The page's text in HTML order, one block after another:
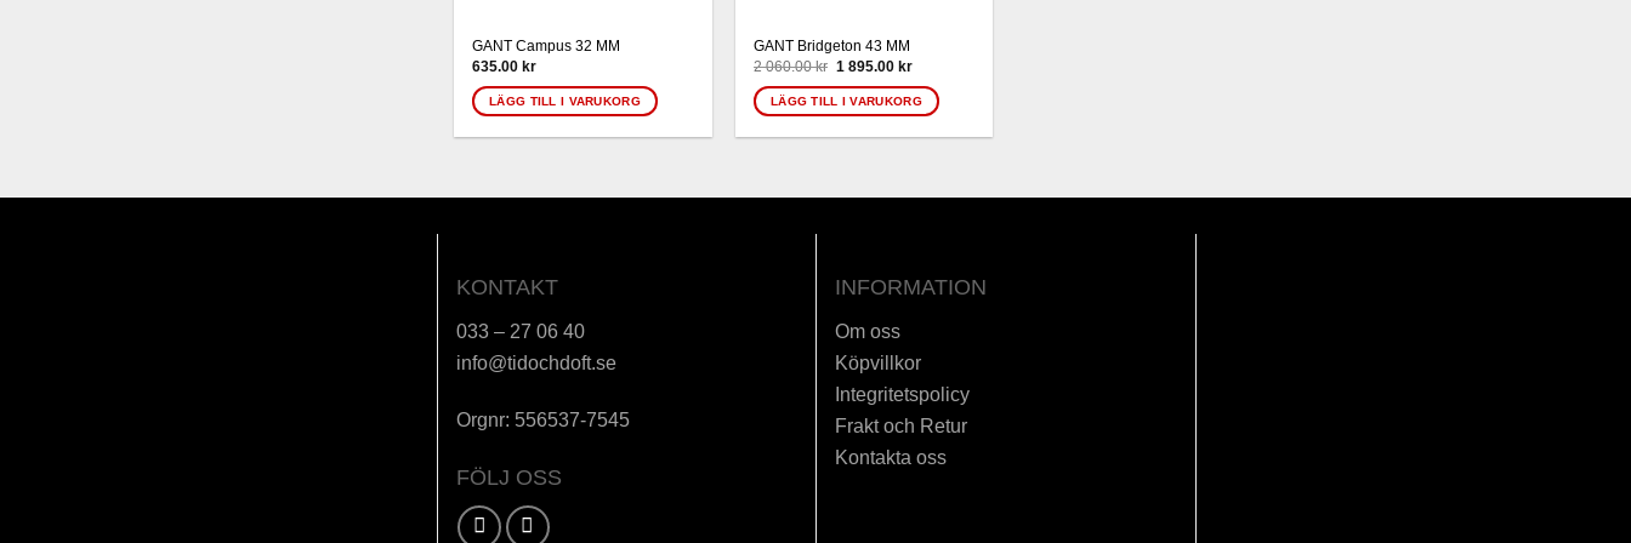
GANT Campus 32 MM
635.00 kr
LÄGG TILL I VARUKORG
GANT Bridgeton 43 MM
2 060.00kr Det
priset
var:
060.00 kr.
1 895.00 krDet
priset
är:
895.00 kr.
LÄGG TILL I VARUKORG
KONTAKT
033 – 27 06 40
info@tidochdoft.se
Orgnr: 556537-7545
FÖLJ OSS
INFORMATION
Om oss
Köpvillkor
Integritetspolicy
Frakt och Retur
Kontakta oss